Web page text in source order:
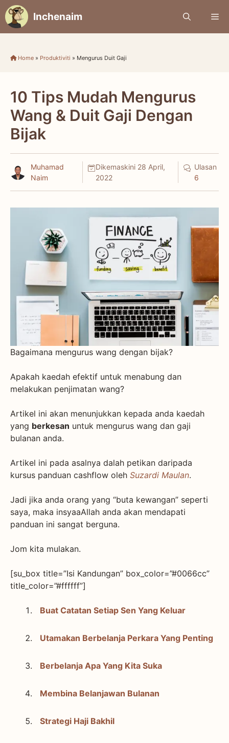
Skip
to
content
Inchenaim
Home » Produktiviti » Mengurus Duit Gaji
10 Tips Mudah Mengurus
Wang & Duit Gaji Dengan
Bijak
Muhamad
Naim
Dikemaskini 28 April,
2022
Ulasan
6
Bagaimana mengurus wang dengan bijak?
Apakah kaedah efektif untuk menabung dan
melakukan penjimatan wang?
Artikel ini akan menunjukkan kepada anda kaedah
yang berkesan untuk mengurus wang dan gaji
bulanan anda.
Artikel ini pada asalnya dalah petikan daripada
kursus panduan cashflow oleh Suzardi Maulan.
Jadi jika anda orang yang “buta kewangan” seperti
saya, maka insyaaAllah anda akan mendapati
panduan ini sangat berguna.
Jom kita mulakan.
[su_box title=”Isi Kandungan” box_color=”#0066cc”
title_color=”#ffffff”]
Buat Catatan Setiap Sen Yang Keluar
Utamakan Berbelanja Perkara Yang Penting
Berbelanja Apa Yang Kita Suka
Membina Belanjawan Bulanan
Strategi Haji Bakhil